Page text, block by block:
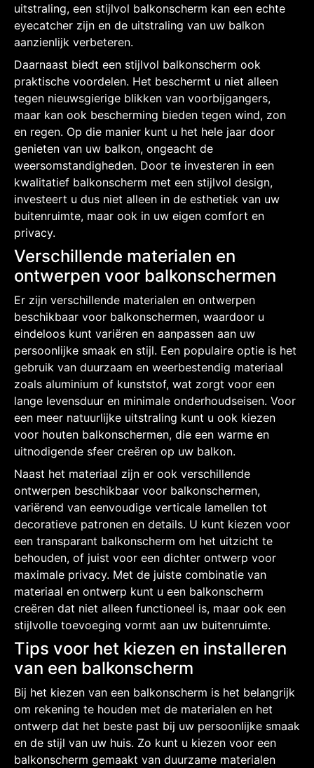
uitstraling, een stijlvol balkonscherm kan een echte
eyecatcher zijn en de uitstraling van uw balkon
aanzienlijk verbeteren.
Daarnaast biedt een stijlvol balkonscherm ook
praktische voordelen. Het beschermt u niet alleen
tegen nieuwsgierige blikken van voorbijgangers,
maar kan ook bescherming bieden tegen wind, zon
en regen. Op die manier kunt u het hele jaar door
genieten van uw balkon, ongeacht de
weersomstandigheden. Door te investeren in een
kwalitatief balkonscherm met een stijlvol design,
investeert u dus niet alleen in de esthetiek van uw
buitenruimte, maar ook in uw eigen comfort en
privacy.
Verschillende materialen en
ontwerpen voor balkonschermen
Er zijn verschillende materialen en ontwerpen
beschikbaar voor balkonschermen, waardoor u
eindeloos kunt variëren en aanpassen aan uw
persoonlijke smaak en stijl. Een populaire optie is het
gebruik van duurzaam en weerbestendig materiaal
zoals aluminium of kunststof, wat zorgt voor een
lange levensduur en minimale onderhoudseisen. Voor
een meer natuurlijke uitstraling kunt u ook kiezen
voor houten balkonschermen, die een warme en
uitnodigende sfeer creëren op uw balkon.
Naast het materiaal zijn er ook verschillende
ontwerpen beschikbaar voor balkonschermen,
variërend van eenvoudige verticale lamellen tot
decoratieve patronen en details. U kunt kiezen voor
een transparant balkonscherm om het uitzicht te
behouden, of juist voor een dichter ontwerp voor
maximale privacy. Met de juiste combinatie van
materiaal en ontwerp kunt u een balkonscherm
creëren dat niet alleen functioneel is, maar ook een
stijlvolle toevoeging vormt aan uw buitenruimte.
Tips voor het kiezen en installeren
van een balkonscherm
Bij het kiezen van een balkonscherm is het belangrijk
om rekening te houden met de materialen en het
ontwerp dat het beste past bij uw persoonlijke smaak
en de stijl van uw huis. Zo kunt u kiezen voor een
balkonscherm gemaakt van duurzame materialen